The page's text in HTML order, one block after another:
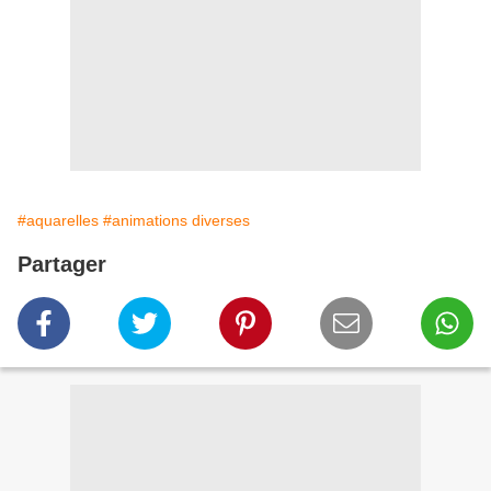
#aquarelles #animations diverses
Partager